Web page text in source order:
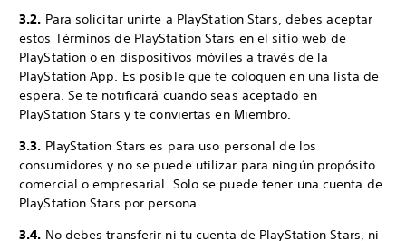
3.2. Para solicitar unirte a PlayStation Stars, debes aceptar
estos Términos de PlayStation Stars en el sitio web de
PlayStation o en dispositivos móviles a través de la
PlayStation App. Es posible que te coloquen en una lista de
espera. Se te notificará cuando seas aceptado en
PlayStation Stars y te conviertas en Miembro.
3.3. PlayStation Stars es para uso personal de los
consumidores y no se puede utilizar para ningún propósito
comercial o empresarial. Solo se puede tener una cuenta de
PlayStation Stars por persona.
3.4. No debes transferir ni tu cuenta de PlayStation Stars, ni